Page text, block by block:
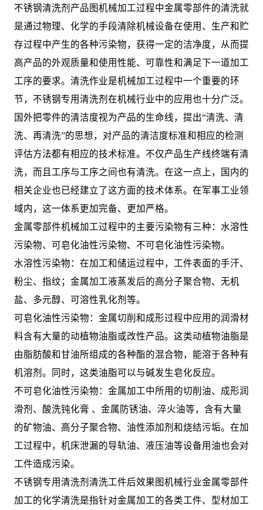
不锈钢清洗剂产品图机械加工过程中金属零部件的清洗就
是通过物理、化学的手段清除机械设备在使用、生产和贮
存过程中产生的各种污染物，获得一定的洁净度，从而提
高产品的外观质量和使用性能、可靠性和满足下一道加工
工序的要求。清洗作业是机械加工过程中一个重要的环
节，不锈钢专用清洗剂在机械行业中的应用也十分广泛。
国外把零件的清洁度视为产品的生命线，提出“清洗、清
洗、再清洗”的思想，对产品的清洁度标准和相应的检测
评估方法都有相应的技术标准。不仅产品生产线终端有清
洗，而且工序与工序之间也有清洗。在这一点上，国内的
相关企业也已经建立了这方面的技术体系。在军事工业领
域内，这一体系更加完备、更加严格。
金属零部件机械加工过程中的主要污染物有三种：水溶性
污染物、可皂化油性污染物、不可皂化油性污染物。
水溶性污染物：在加工和储运过程中，工件表面的手汗、
粉尘、指纹；金属加工液蒸发后的高分子聚合物、无机
盐、多元醇、可溶性乳化剂等。
可皂化油性污染物：金属切削和成形过程中应用的润滑材
料含有大量的动植物油脂或改性产品。这类动植物油脂是
由脂肪酸和甘油所组成的各种酯的混合物，能溶于各种有
机溶剂。同时，这类油脂可以与碱发生皂化反应。
不可皂化油性污染物：金属加工中所用的切削油、成形润
滑剂、酸洗钝化膏 、金属防锈油、淬火油等，含有大量
的矿物油、高分子聚合物、油性添加剂和烧结污垢。在加
工过程中，机床泄漏的导轨油、液压油等设备用油也会对
工件造成污染。
不锈钢专用清洗剂清洗工件后效果图机械行业金属零部件
加工的化学清洗是指针对金属加工的各类工件、型材加工